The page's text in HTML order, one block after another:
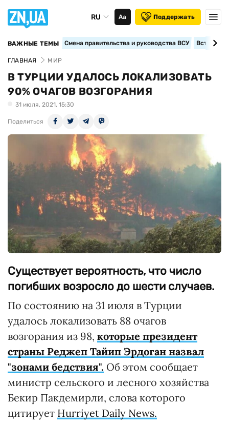
RU Аа Поддержать
ВАЖНЫЕ ТЕМЫ Смена правительства и руководства ВСУ
ГЛАВНАЯ МИР
В ТУРЦИИ УДАЛОСЬ ЛОКАЛИЗОВАТЬ
90% ОЧАГОВ ВОЗГОРАНИЯ
31 июля, 2021, 15:30
Поделиться
Существует вероятность, что число
погибших возросло до шести случаев.
По состоянию на 31 июля в Турции
удалось локализовать 88 очагов
возгорания из 98, которые президент
страны Реджеп Тайип Эрдоган назвал
"зонами бедствия". Об этом сообщает
министр сельского и лесного хозяйства
Бекир Пакдемирли, слова которого
цитирует Hurriyet Daily News.